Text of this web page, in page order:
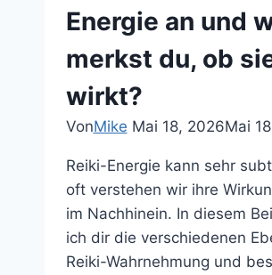
stärksten
finden
Energie an und
merkst du, ob
wirkt?
VonMike Mai 18, 2026Mai
Reiki-Energie kann sehr
oft verstehen wir ihre
im Nachhinein. In diesem
ich dir die verschiedenen
Reiki-Wahrnehmung und